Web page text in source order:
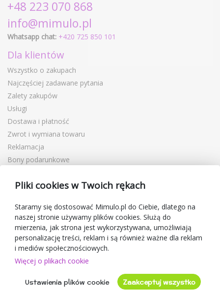
+48 223 070 868
info@mimulo.pl
Whatsapp chat: +420 725 850 101
Dla klientów
Wszystko o zakupach
Najczęściej zadawane pytania
Zalety zakupów
Usługi
Dostawa i płatność
Zwrot i wymiana towaru
Reklamacja
Bony podarunkowe
Blog
O sprzedawcy
Mimulo.pl
Regulamin sklepu
Ochrona danych osobowych GDPR
Kontakty
Oceny klientów
Pliki cookies w Twoich rękach
Staramy się dostosować Mimulo.pl do Ciebie, dlatego na
naszej stronie używamy plików cookies. Służą do
mierzenia, jak strona jest wykorzystywana, umożliwiają
personalizację treści, reklam i są również ważne dla reklam
i mediów społecznościowych.
Więcej o plikach cookie
Ustawienia plików cookie Zaakceptuj wszystko